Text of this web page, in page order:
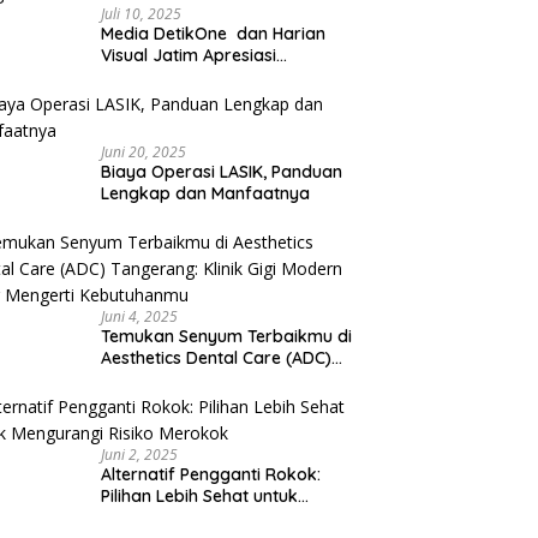
Juli 10, 2025
Media DetikOne dan Harian
Visual Jatim Apresiasi
Bangsalsari
Juni 20, 2025
Biaya Operasi LASIK, Panduan
Lengkap dan Manfaatnya
Juni 4, 2025
Temukan Senyum Terbaikmu di
Aesthetics Dental Care (ADC)
yang Mengerti Kebutuhanmu
Juni 2, 2025
Alternatif Pengganti Rokok:
Pilihan Lebih Sehat untuk